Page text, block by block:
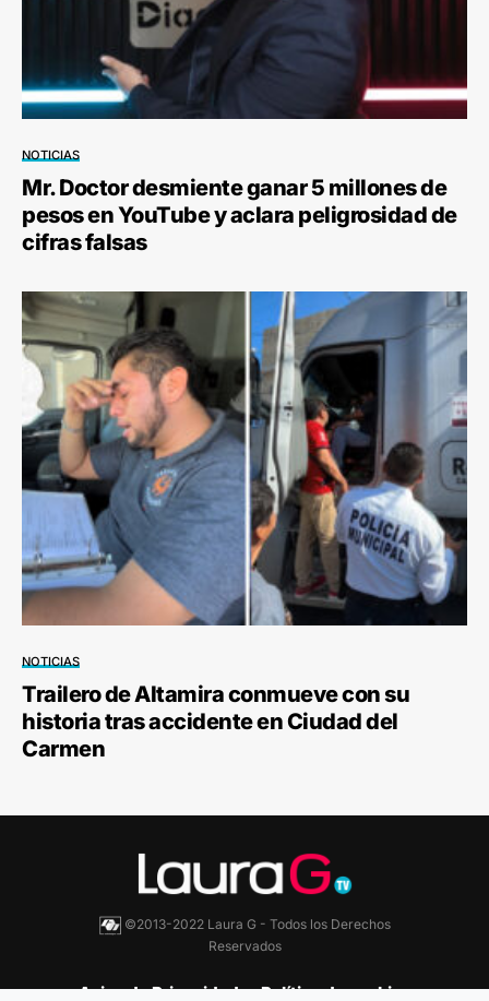
NOTICIAS
Mr. Doctor desmiente ganar 5 millones de
pesos en YouTube y aclara peligrosidad de
cifras falsas
NOTICIAS
Trailero de Altamira conmueve con su
historia tras accidente en Ciudad del
Carmen
©2013-2022 Laura G - Todos los Derechos
Reservados
Aviso de Privacidad Política de cookies